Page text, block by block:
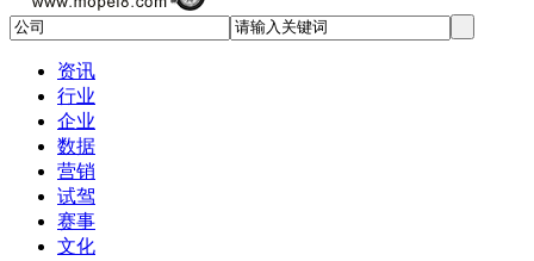
资讯
行业
企业
数据
营销
试驾
赛事
文化